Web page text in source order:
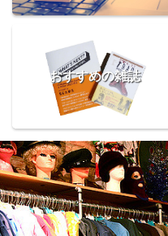
おすすめの雑誌